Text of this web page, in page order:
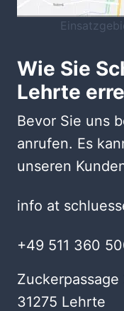
Wie Sie
Lehrte
Bevor Sie uns
anrufen. Es
unseren
info at
+49 511 360
Zuckerpassage
31275 Lehrte